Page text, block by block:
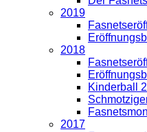
2019
2018
Kinderball
2017